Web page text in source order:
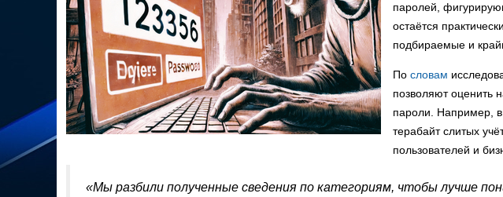
паролей,
остаётся
подбираемые и
По словам
позволяют оценить
пароли. Например,
терабайт слитых
пользователей и
«Мы разбили полученные сведения по категориям, чтобы лучше